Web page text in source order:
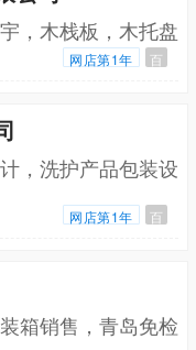
，木栈板，木托盘
网店第1年 百
，洗护产品包装设
网店第1年 百
箱销售，青岛免检